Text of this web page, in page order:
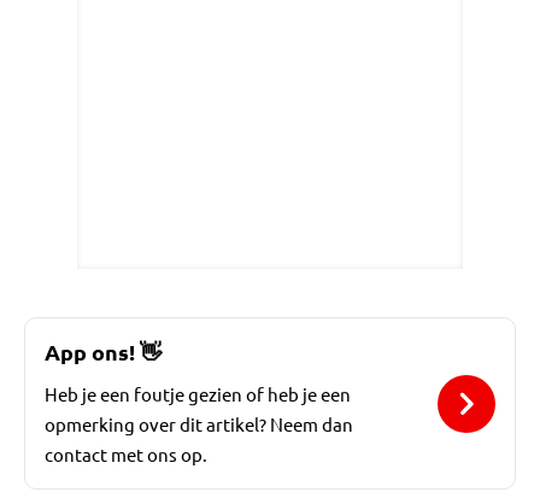
App ons!👋
Heb je een foutje gezien of heb je een
opmerking over dit artikel? Neem dan
contact met ons op.